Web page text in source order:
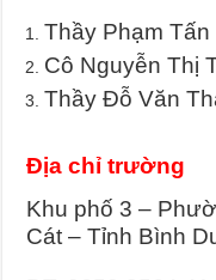
Thầy Phạm Tấn
Cô Nguyễn Thị
Thầy Đỗ Văn
Địa chỉ trường
Khu phố 3 –
Cát – Tỉnh Bình